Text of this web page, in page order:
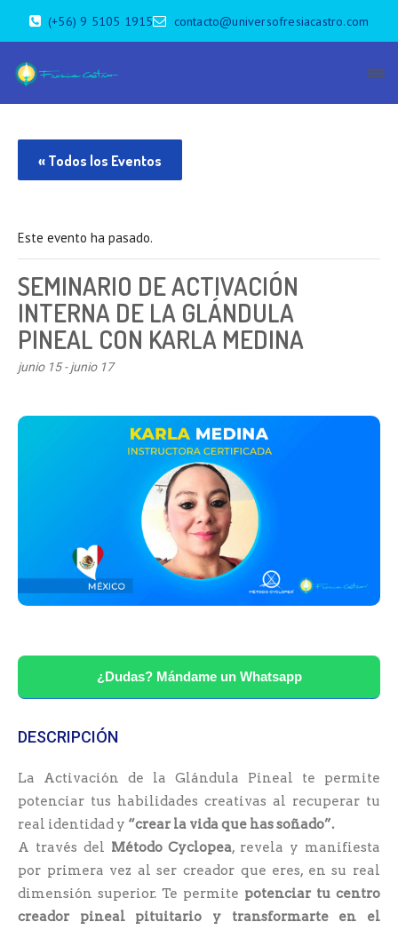
(+56) 9 5105 1915 contacto@universofresiacastro.com
« Todos los Eventos
Este evento ha pasado.
SEMINARIO DE ACTIVACIÓN
INTERNA DE LA GLÁNDULA
PINEAL CON KARLA MEDINA
junio 15-junio 17
¿Dudas? Mándame un Whatsapp
DESCRIPCIÓN
La Activación de la Glándula Pineal te permite
potenciar tus habilidades creativas al recuperar tu
real identidad y “crear la vida que has soñado”.
A través del Método Cyclopea, revela y manifiesta
por primera vez al ser creador que eres, en su real
dimensión superior. Te permite potenciar tu centro
creador pineal pituitario y transformarte en el